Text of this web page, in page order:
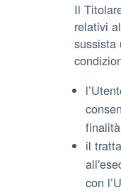
Il
relativi
sussista
il
con